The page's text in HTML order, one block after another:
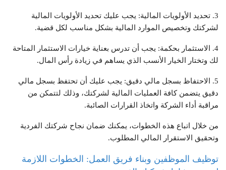
3. تحديد الأولويات المالية: يجب عليك تحديد الأولويات المالية
لشركتك وتخصيص الموارد المالية بشكل مناسب لكل قضية.
4. الاستثمار بحكمة: يجب أن تدرس بعناية خيارات الاستثمار المتاحة
لك وتختار الخيار الأنسب الذي يساهم في زيادة رأس المال.
5. الاحتفاظ بسجل مالي دقيق: يجب عليك أن تحتفظ بسجل مالي
دقيق يتضمن كافة العمليات المالية لشركتك، وذلك لتتمكن من
مراقبة أداء الشركة واتخاذ القرارات الصائبة.
من خلال اتباع هذه الخطوات، يمكنك ضمان نجاح شركتك الفردية
وتحقيق الاستقرار المالي المطلوب.
توظيف الموظفين وبناء فريق العمل: الخطوات اللازمة